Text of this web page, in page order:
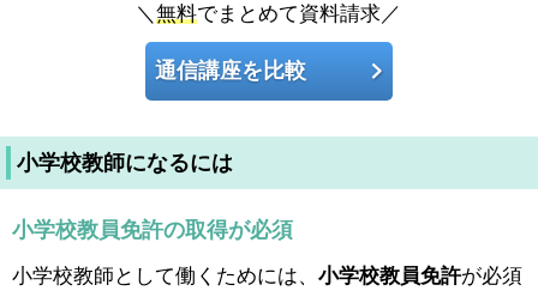
＼無料でまとめて資料請求／
通信講座を比較
小学校教師になるには
小学校教員免許の取得が必須
小学校教師として働くためには、 小学校教員免許が必須